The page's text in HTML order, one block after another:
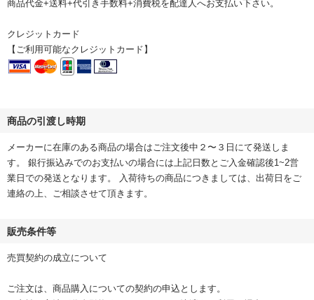
商品代金+送料+代引き手数料+消費税を配達人へお支払い下さい。
クレジットカード
【ご利用可能なクレジットカード】
商品の引渡し時期
メーカーに在庫のある商品の場合はご注文後中２〜３日にて発送しま
す。 銀行振込みでのお支払いの場合には上記日数とご入金確認後1~2営
業日での発送となります。 入荷待ちの商品につきましては、出荷日をご
連絡の上、ご相談させて頂きます。
販売条件等
売買契約の成立について
ご注文は、商品購入についての契約の申込とします。